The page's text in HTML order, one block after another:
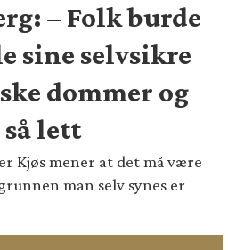
– Folk burde
sine selvsikre
dommer og
lett
Kjøs mener at det må være
man selv synes er